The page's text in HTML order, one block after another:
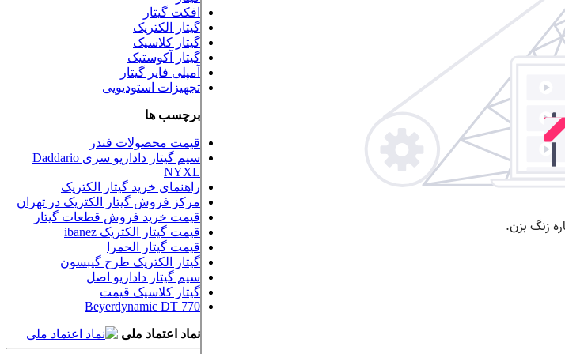
افکت گیتار
گیتار الکتریک
گیتار کلاسیک
گیتار آکوستیک
آمپلی فایر گیتار
تجهیزات استودیویی
برچسب ها
قیمت محصولات فندر
سیم گیتار داداریو سری Daddario
NYXL
راهنمای خرید گیتار الکتریک
مرکز فروش گیتار الکتریک در تهران
قیمت خرید فروش قطعات گیتار
قیمت گیتار الکتریک ibanez
قیمت گیتار الحمرا
گیتار الکتریک طرح گیبسون
سیم گیتار داداریو اصل
گیتار کلاسیک قیمت
Beyerdynamic DT 770
نماد اعتماد ملی